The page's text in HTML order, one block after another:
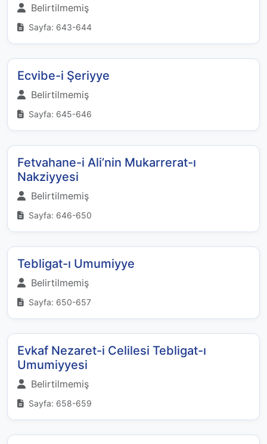
Belirtilmemiş
Sayfa: 643-644
Ecvibe-i Şeriyye
Belirtilmemiş
Sayfa: 645-646
Fetvahane-i Ali’nin Mukarrerat-ı
Nakziyyesi
Belirtilmemiş
Sayfa: 646-650
Tebligat-ı Umumiyye
Belirtilmemiş
Sayfa: 650-657
Evkaf Nezaret-i Celilesi Tebligat-ı
Umumiyyesi
Belirtilmemiş
Sayfa: 658-659